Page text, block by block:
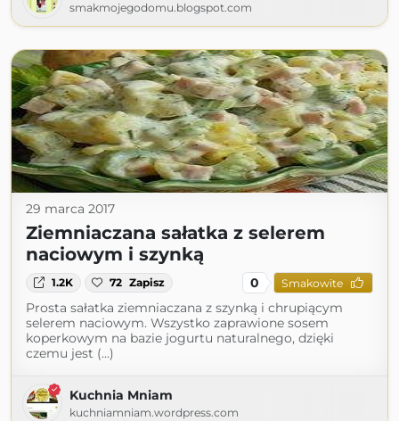
smakmojegodomu.blogspot.com
29 marca 2017
Ziemniaczana sałatka z selerem
naciowym i szynką
1.2K 72 Zapisz 0 Smakowite
Prosta sałatka ziemniaczana z szynką i chrupiącym
selerem naciowym. Wszystko zaprawione sosem
koperkowym na bazie jogurtu naturalnego, dzięki
czemu jest (...)
Kuchnia Mniam
kuchniamniam.wordpress.com